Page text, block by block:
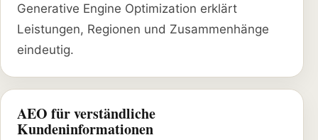
Generative Engine Optimization erklärt
Leistungen, Regionen und Zusammenhänge
eindeutig.
AEO für verständliche
Kundeninformationen